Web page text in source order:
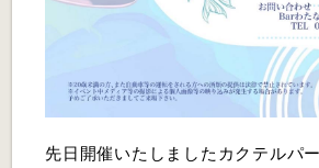
先日開催いたしましたカクテルパ